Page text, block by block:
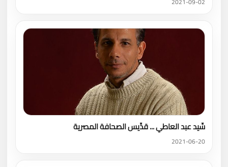
سِّيد عبد العاطي ... قدِّيس الصحافة المصرية
2021-06-20